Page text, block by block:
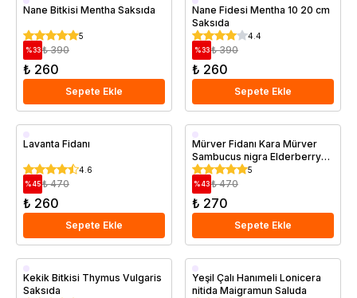
Saksıda
Nane Bitkisi Mentha Saksıda
5
%33 ₺ 390
₺ 260
Sepete Ekle
Saksıda
Nane Fidesi Mentha 10 20 cm
Saksıda
4.4
%33 ₺ 390
₺ 260
Sepete Ekle
Saksıda
Lavanta Fidanı
4.6
%45 ₺ 470
₺ 260
Sepete Ekle
Saksıda
Mürver Fidanı Kara Mürver
Sambucus nigra Elderberry
Saksıda
5
%43 ₺ 470
₺ 270
Sepete Ekle
Saksıda
Kekik Bitkisi Thymus Vulgaris
Saksıda
Yeşil Çalı Hanımeli Lonicera
nitida Maigramun Saluda